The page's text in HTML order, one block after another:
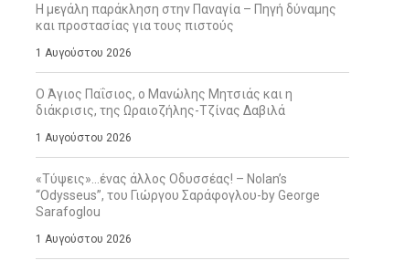
Η μεγάλη παράκληση στην Παναγία – Πηγή δύναμης
και προστασίας για τους πιστούς
1 Αυγούστου 2026
Ο Άγιος Παΐσιος, ο Μανώλης Μητσιάς και η
διάκρισις, της Ωραιοζήλης-Τζίνας Δαβιλά
1 Αυγούστου 2026
«Τύψεις»…ένας άλλος Οδυσσέας! – Nolan’s
“Odysseus”, του Γιώργου Σαράφογλου-by George
Sarafoglou
1 Αυγούστου 2026